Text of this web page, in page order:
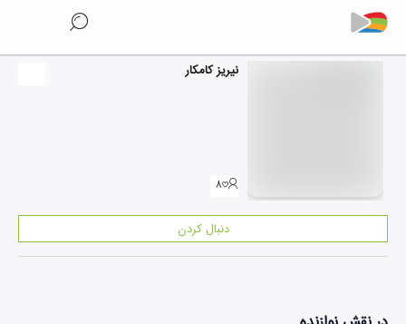
نیریز کامکار
۸
دنبال کردن